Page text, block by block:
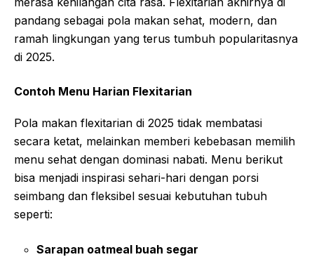
pandang sebagai pola makan sehat, modern, dan
ramah lingkungan yang terus tumbuh popularitasnya
di 2025.
Contoh Menu Harian Flexitarian
Pola makan flexitarian di 2025 tidak membatasi
secara ketat, melainkan memberi kebebasan memilih
menu sehat dengan dominasi nabati. Menu berikut
bisa menjadi inspirasi sehari-hari dengan porsi
seimbang dan fleksibel sesuai kebutuhan tubuh
seperti:
Sarapan oatmeal buah segar